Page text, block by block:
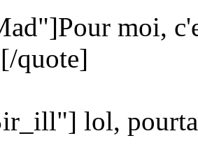
moi,
quote]
lol,